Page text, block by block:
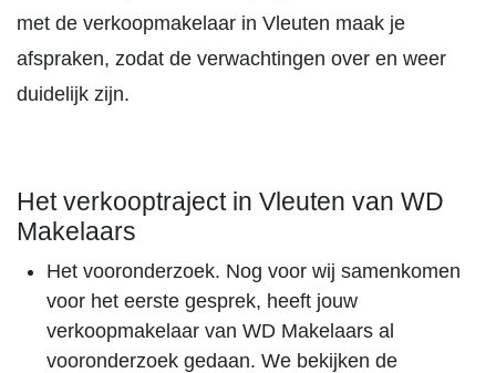
met de verkoopmakelaar in Vleuten maak je
afspraken, zodat de verwachtingen over en weer
duidelijk zijn.
Het verkooptraject in Vleuten van WD
Makelaars
Het vooronderzoek. Nog voor wij samenkomen
voor het eerste gesprek, heeft jouw
verkoopmakelaar van WD Makelaars al
vooronderzoek gedaan. We bekijken de